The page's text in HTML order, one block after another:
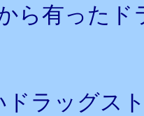
ら有った
ドラッグス